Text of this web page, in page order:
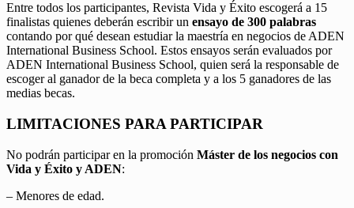
Entre todos los participantes, Revista Vida y Éxito escogerá a 15
finalistas quienes deberán escribir un ensayo de 300 palabras
contando por qué desean estudiar la maestría en negocios de ADEN
International Business School. Estos ensayos serán evaluados por
ADEN International Business School, quien será la responsable de
escoger al ganador de la beca completa y a los 5 ganadores de las
medias becas.
LIMITACIONES PARA PARTICIPAR
No podrán participar en la promoción Máster de los negocios con
Vida y Éxito y ADEN:
– Menores de edad.